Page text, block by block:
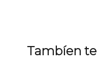
Tambíen